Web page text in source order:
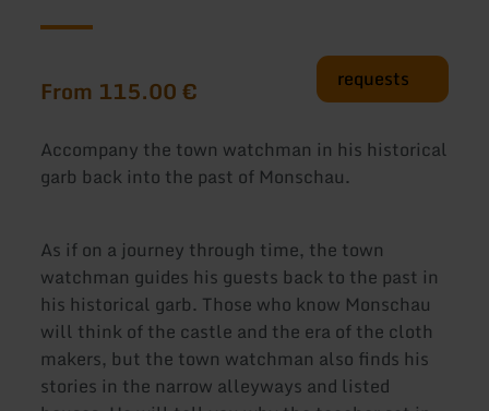
From 115.00 € requests
Accompany the town watchman in his historical
garb back into the past of Monschau.
As if on a journey through time, the town
watchman guides his guests back to the past in
his historical garb. Those who know Monschau
will think of the castle and the era of the cloth
makers, but the town watchman also finds his
stories in the narrow alleyways and listed